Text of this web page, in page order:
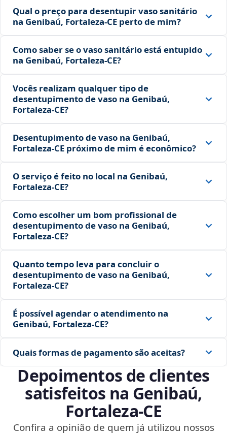
Qual o preço para desentupir vaso sanitário
na Genibaú, Fortaleza‑CE perto de mim?
Como saber se o vaso sanitário está entupido
na Genibaú, Fortaleza‑CE?
Vocês realizam qualquer tipo de
desentupimento de vaso na Genibaú,
Fortaleza‑CE?
Desentupimento de vaso na Genibaú,
Fortaleza‑CE próximo de mim é econômico?
O serviço é feito no local na Genibaú,
Fortaleza‑CE?
Como escolher um bom profissional de
desentupimento de vaso na Genibaú,
Fortaleza‑CE?
Quanto tempo leva para concluir o
desentupimento de vaso na Genibaú,
Fortaleza‑CE?
É possível agendar o atendimento na
Genibaú, Fortaleza‑CE?
Quais formas de pagamento são aceitas?
Depoimentos de clientes
satisfeitos na Genibaú,
Fortaleza‑CE
Confira a opinião de quem já utilizou nossos